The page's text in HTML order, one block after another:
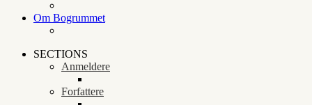
Om Bogrummet
SECTIONS
Anmeldere
Forfattere